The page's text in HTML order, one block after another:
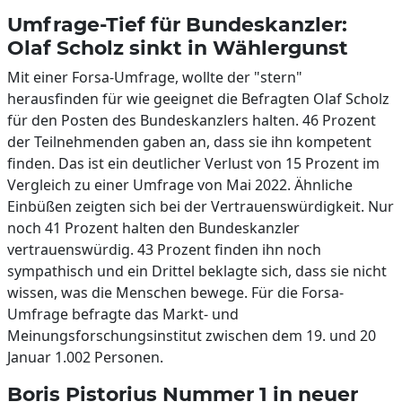
Umfrage-Tief für Bundeskanzler:
Olaf Scholz sinkt in Wählergunst
Mit einer Forsa-Umfrage, wollte der "stern"
herausfinden für wie geeignet die Befragten Olaf Scholz
für den Posten des Bundeskanzlers halten. 46 Prozent
der Teilnehmenden gaben an, dass sie ihn kompetent
finden. Das ist ein deutlicher Verlust von 15 Prozent im
Vergleich zu einer Umfrage von Mai 2022. Ähnliche
Einbüßen zeigten sich bei der Vertrauenswürdigkeit. Nur
noch 41 Prozent halten den Bundeskanzler
vertrauenswürdig. 43 Prozent finden ihn noch
sympathisch und ein Drittel beklagte sich, dass sie nicht
wissen, was die Menschen bewege. Für die Forsa-
Umfrage befragte das Markt- und
Meinungsforschungsinstitut zwischen dem 19. und 20
Januar 1.002 Personen.
Boris Pistorius Nummer 1 in neuer